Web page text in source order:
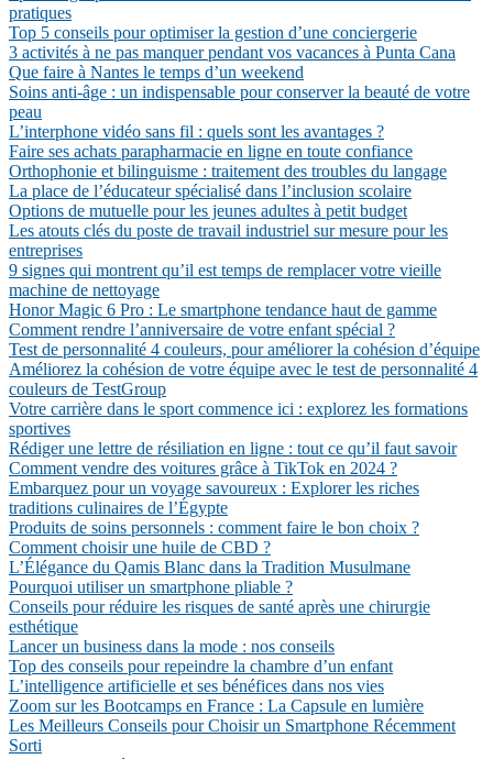
pratiques
Top 5 conseils pour optimiser la gestion d’une conciergerie
3 activités à ne pas manquer pendant vos vacances à Punta Cana
Que faire à Nantes le temps d’un weekend
Soins anti-âge : un indispensable pour conserver la beauté de votre
peau
L’interphone vidéo sans fil : quels sont les avantages ?
Faire ses achats parapharmacie en ligne en toute confiance
Orthophonie et bilinguisme : traitement des troubles du langage
La place de l’éducateur spécialisé dans l’inclusion scolaire
Options de mutuelle pour les jeunes adultes à petit budget
Les atouts clés du poste de travail industriel sur mesure pour les
entreprises
9 signes qui montrent qu’il est temps de remplacer votre vieille
machine de nettoyage
Honor Magic 6 Pro : Le smartphone tendance haut de gamme
Comment rendre l’anniversaire de votre enfant spécial ?
Test de personnalité 4 couleurs, pour améliorer la cohésion d’équipe
Améliorez la cohésion de votre équipe avec le test de personnalité 4
couleurs de TestGroup
Votre carrière dans le sport commence ici : explorez les formations
sportives
Rédiger une lettre de résiliation en ligne : tout ce qu’il faut savoir
Comment vendre des voitures grâce à TikTok en 2024 ?
Embarquez pour un voyage savoureux : Explorer les riches
traditions culinaires de l’Égypte
Produits de soins personnels : comment faire le bon choix ?
Comment choisir une huile de CBD ?
L’Élégance du Qamis Blanc dans la Tradition Musulmane
Pourquoi utiliser un smartphone pliable ?
Conseils pour réduire les risques de santé après une chirurgie
esthétique
Lancer un business dans la mode : nos conseils
Top des conseils pour repeindre la chambre d’un enfant
L’intelligence artificielle et ses bénéfices dans nos vies
Zoom sur les Bootcamps en France : La Capsule en lumière
Les Meilleurs Conseils pour Choisir un Smartphone Récemment
Sorti